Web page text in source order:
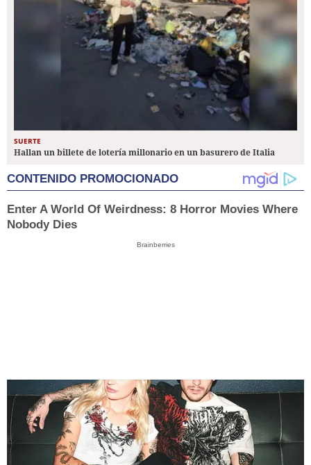
SUERTE
Hallan un billete de lotería millonario en un basurero de Italia
CONTENIDO PROMOCIONADO
Enter A World Of Weirdness: 8 Horror Movies Where
Nobody Dies
Brainberries